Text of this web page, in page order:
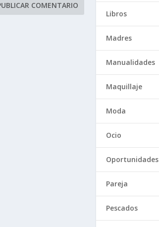
Libros
Madres
Manualidades
Maquillaje
Moda
Ocio
Oportunidades
Pareja
Pescados